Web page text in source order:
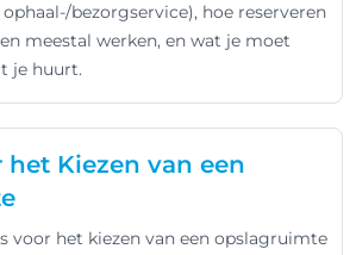
bezorgservice), hoe reserveren
meestal werken, en wat je moet
je huurt.
het Kiezen van een
voor het kiezen van een opslagruimte